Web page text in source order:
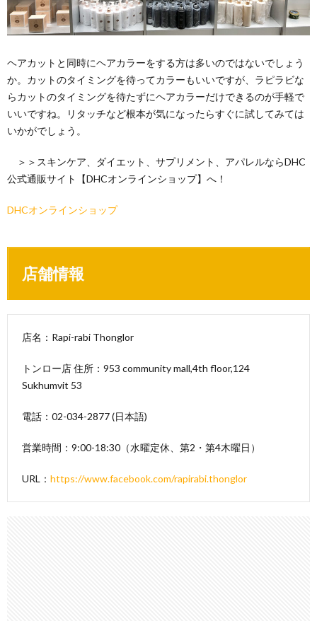
ヘアカットと同時にヘアカラーをする方は多いのではないでしょう
か。カットのタイミングを待ってカラーもいいですが、ラピラビな
らカットのタイミングを待たずにヘアカラーだけできるのが手軽で
いいですね。リタッチなど根本が気になったらすぐに試してみては
いかがでしょう。
＞＞スキンケア、ダイエット、サプリメント、アパレルならDHC
公式通販サイト【DHCオンラインショップ】へ！
DHCオンラインショップ
店舗情報
店名：Rapi-rabi Thonglor
トンロー店 住所：953 community mall,4th floor,124
Sukhumvit 53
電話：02-034-2877 (日本語)
営業時間：9:00-18:30（水曜定休、第2・第4木曜日）
URL： https://www.facebook.com/rapirabi.thonglor